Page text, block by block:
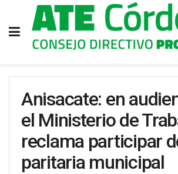
Anisacate: en
el Ministerio de
reclama participar
paritaria municipal